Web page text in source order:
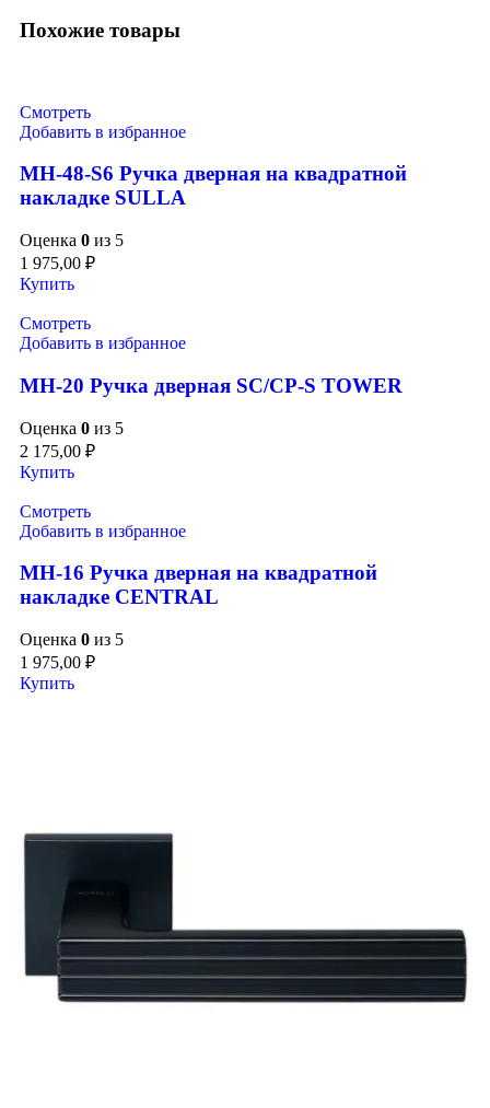
Похожие товары
Смотреть
Добавить в избранное
MH-48-S6 Ручка дверная на квадратной
накладке SULLA
Оценка 0 из 5
1 975,00 ₽
Купить
Смотреть
Добавить в избранное
MH-20 Ручка дверная SC/CP-S TOWER
Оценка 0 из 5
2 175,00 ₽
Купить
Смотреть
Добавить в избранное
MH-16 Ручка дверная на квадратной
накладке CENTRAL
Оценка 0 из 5
1 975,00 ₽
Купить